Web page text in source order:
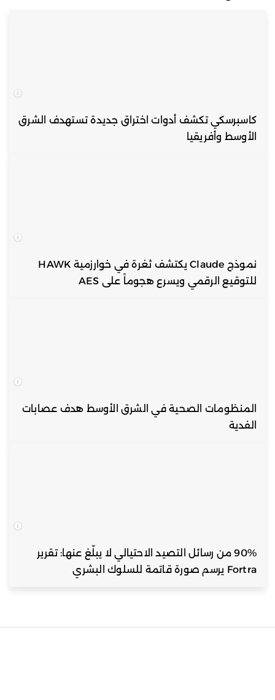
كاسبرسكي تكشف أدوات اختراق جديدة تستهدف الشرق
الأوسط وأفريقيا
نموذج Claude يكتشف ثغرة في خوارزمية HAWK
للتوقيع الرقمي ويسرع هجوماً على AES
المنظومات الصحية في الشرق الأوسط هدف عصابات
الفدية
90% من رسائل التصيد الاحتيالي لا يبلّغ عنها: تقرير
Fortra يرسم صورة قاتمة للسلوك البشري